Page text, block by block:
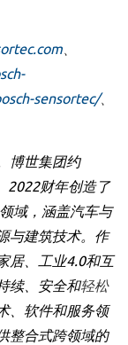
m、
sensortec/、
博世集团约
2022财年创造了
域，涵盖汽车与
与建筑技术。作
居、工业4.0和互
续、安全和轻松
、软件和服务领
整合式跨领域的